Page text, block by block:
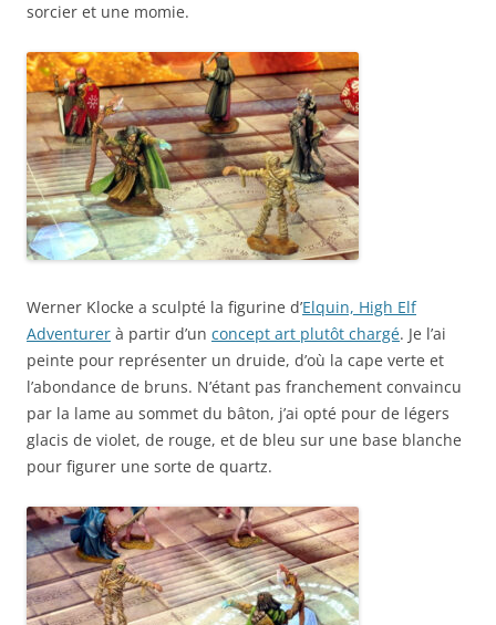
sorcier et une momie.
Werner Klocke a sculpté la figurine d’Elquin, High Elf
Adventurer à partir d’un concept art plutôt chargé. Je l’ai
peinte pour représenter un druide, d’où la cape verte et
l’abondance de bruns. N’étant pas franchement convaincu
par la lame au sommet du bâton, j’ai opté pour de légers
glacis de violet, de rouge, et de bleu sur une base blanche
pour figurer une sorte de quartz.